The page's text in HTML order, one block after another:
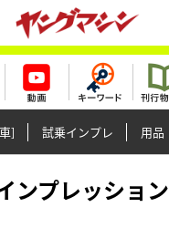
] 試乗インプレ 用品
ンプレッショ